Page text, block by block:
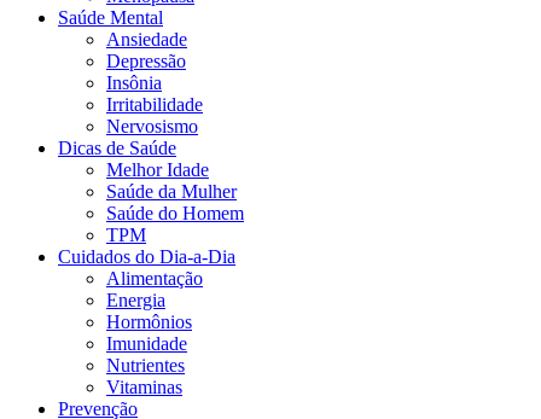
Saúde Mental
Ansiedade
Depressão
Insônia
Irritabilidade
Nervosismo
Dicas de Saúde
Melhor Idade
Saúde da Mulher
Saúde do Homem
TPM
Cuidados do Dia-a-Dia
Alimentação
Energia
Hormônios
Imunidade
Nutrientes
Vitaminas
Prevenção